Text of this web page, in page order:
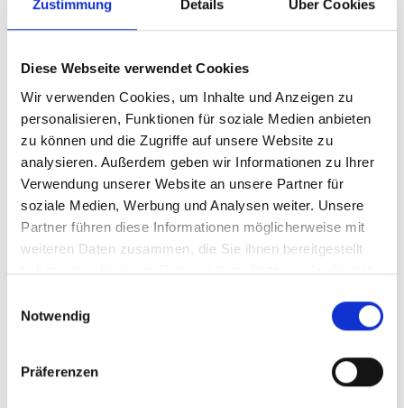
Zustimmung Details Über Cookies
Diese Webseite verwendet Cookies
Wir verwenden Cookies, um Inhalte und Anzeigen zu
personalisieren, Funktionen für soziale Medien anbieten
zu können und die Zugriffe auf unsere Website zu
analysieren. Außerdem geben wir Informationen zu Ihrer
Verwendung unserer Website an unsere Partner für
soziale Medien, Werbung und Analysen weiter. Unsere
Partner führen diese Informationen möglicherweise mit
weiteren Daten zusammen, die Sie ihnen bereitgestellt
haben oder die sie im Rahmen Ihrer Nutzung der Dienste
Notwendig
Präferenzen
Schnellinfo
Sites, Rights & Resources: An integrated
approach to sustaining biological and cultural
diversity
UNESCO
24.10.2024 Uhr - 14:40 Uhr
(SA Pacific
Zeitzone wechseln [?]
COP16, Cali, Colombia